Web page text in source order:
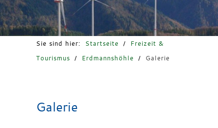
Freizeit & Tourismus
Sie sind hier: Startseite /
Freizeit &
Tourismus
/ Erdmannshöhle / Galerie
Galerie